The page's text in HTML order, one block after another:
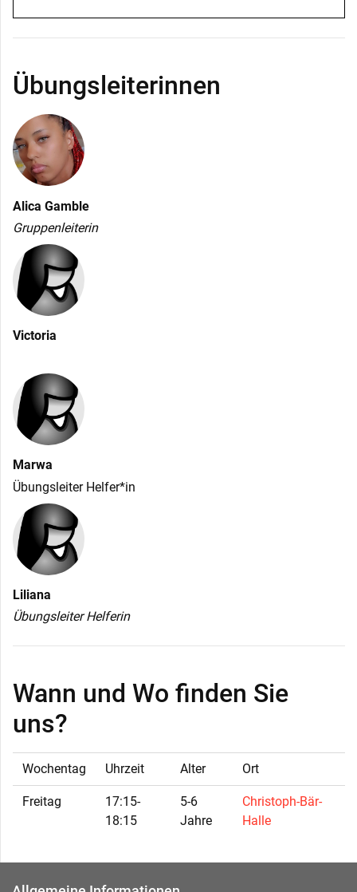
Übungsleiterinnen
Alica Gamble
Gruppenleiterin
Victoria
Marwa
Übungsleiter Helfer*in
Liliana
Übungsleiter Helferin
Wann und Wo finden Sie
uns?
Wochentag Uhrzeit Alter Ort
Freitag
17:15-
18:15
5-6
Jahre
Christoph-Bär-
Halle